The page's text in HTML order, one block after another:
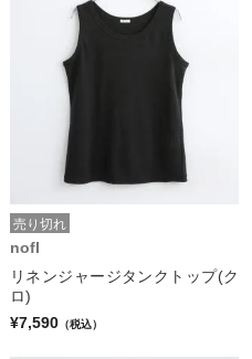
売り切れ
nofl
リネンジャージタンクトップ(ク
ロ)
¥7,590 （税込）